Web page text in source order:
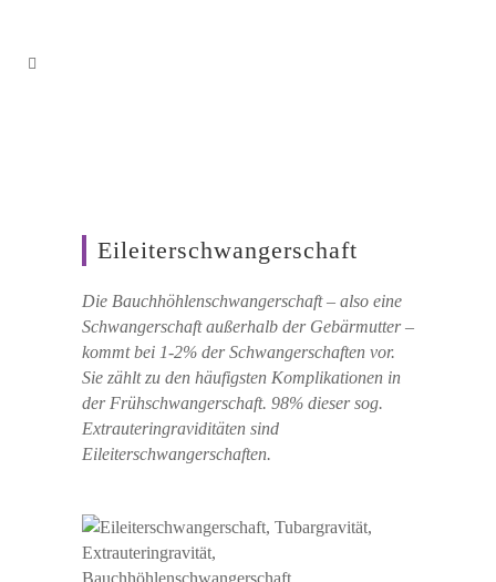
Eileiterschwangerschaft
Die Bauchhöhlenschwangerschaft – also eine
Schwangerschaft außerhalb der Gebärmutter –
kommt bei 1-2% der Schwangerschaften vor.
Sie zählt zu den häufigsten Komplikationen in
der Frühschwangerschaft. 98% dieser sog.
Extrauteringraviditäten sind
Eileiterschwangerschaften.